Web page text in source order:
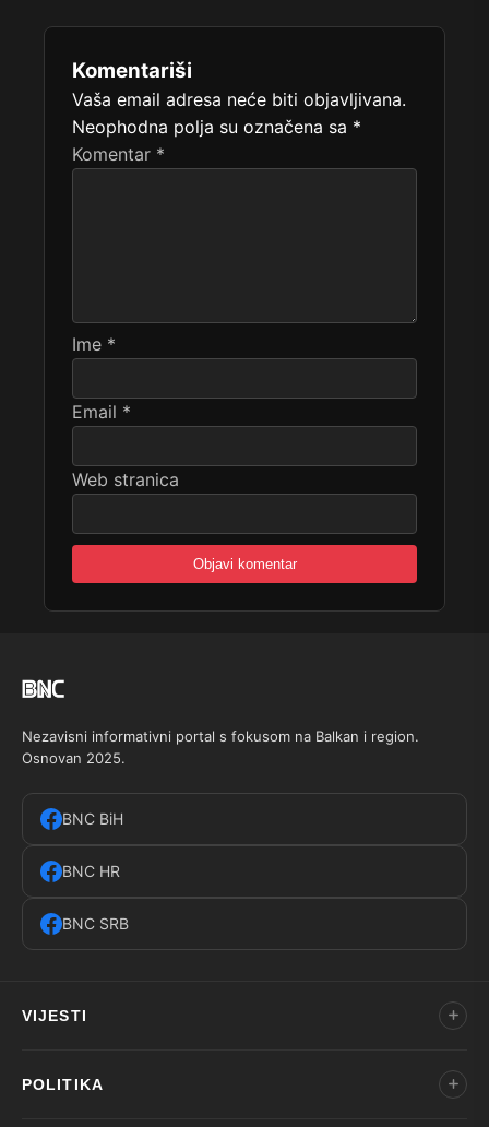
Komentariši
Vaša email adresa neće biti objavljivana.
Neophodna polja su označena sa *
Komentar *
Ime *
Email *
Web stranica
Nezavisni informativni portal s fokusom na Balkan i region.
Osnovan 2025.
BNC BiH
BNC HR
BNC SRB
VIJESTI
POLITIKA